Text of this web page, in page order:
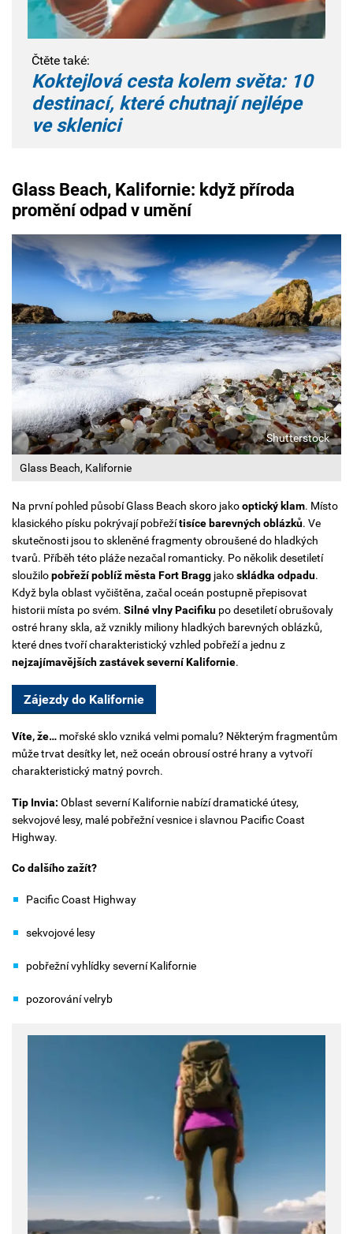
Čtěte také:
Koktejlová cesta kolem světa: 10
destinací, které chutnají nejlépe
ve sklenici
Glass Beach, Kalifornie: když příroda
promění odpad v umění
Glass Beach, Kalifornie
Shutterstock
Na první pohled působí Glass Beach skoro jakooptický klam. Místo
klasického písku pokrývají pobřežítisíce barevných oblázků. Ve
skutečnosti jsou to skleněné fragmenty obroušené do hladkých
tvarů. Příběh této pláže nezačal romanticky. Po několik desetiletí
sloužilopobřeží poblíž města Fort Bragg jakoskládka odpadu.
Když byla oblast vyčištěna, začal oceán postupně přepisovat
historii místa po svém. Silné vlny Pacifiku po desetiletí obrušovaly
ostré hrany skla, až vznikly miliony hladkých barevných oblázků,
které dnes tvoří charakteristický vzhled pobřeží a jednu z
nejzajímavějších zastávek severní Kalifornie.
Zájezdy do Kalifornie
Víte, že… mořské sklo vzniká velmi pomalu? Některým fragmentům
může trvat desítky let, než oceán obrousí ostré hrany a vytvoří
charakteristický matný povrch.
Tip Invia: Oblast severní Kalifornie nabízí dramatické útesy,
sekvojové lesy, malé pobřežní vesnice i slavnou Pacific Coast
Highway.
Co dalšího zažít?
Pacific Coast Highway
sekvojové lesy
pobřežní vyhlídky severní Kalifornie
pozorování velryb